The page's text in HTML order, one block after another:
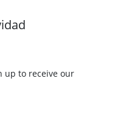
up to receive our